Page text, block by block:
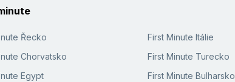
Řecko
Chorvatsko
Egypt
First Minute Itálie
First Minute Turecko
First Minute Bulharsko